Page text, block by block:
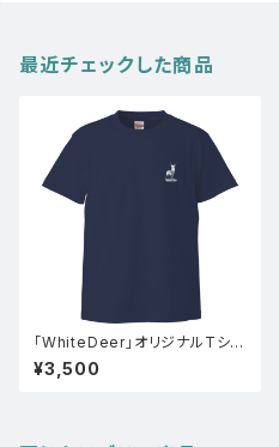
最近チェックした商品
「WhiteDeer」オリジナルTシャ
ツ(インディゴ)
¥3,500